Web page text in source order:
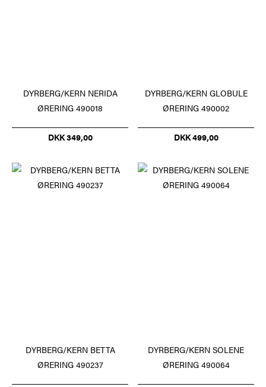
DYRBERG/KERN NERIDA
ØRERING 490018
DKK 349,00
DYRBERG/KERN GLOBULE
ØRERING 490002
DKK 499,00
DYRBERG/KERN BETTA
ØRERING 490237
DYRBERG/KERN SOLENE
ØRERING 490064